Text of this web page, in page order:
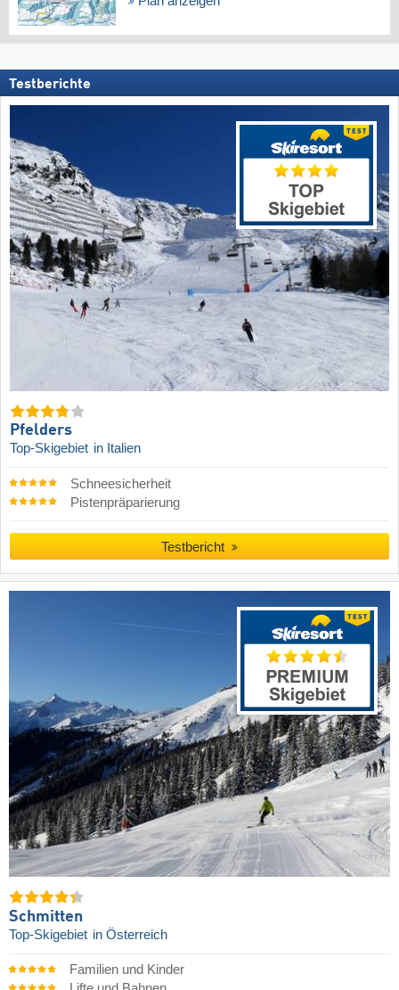
Testberichte
Pfelders
Top-Skigebiet in Italien
Schneesicherheit
Pistenpräparierung
Testbericht
Schmitten
Top-Skigebiet in Österreich
Familien und Kinder